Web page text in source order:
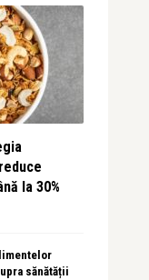
la 30%
sănătății